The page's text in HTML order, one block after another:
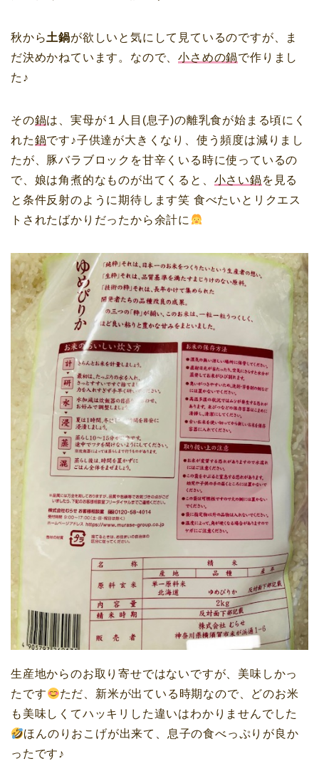
秋から土鍋が欲しいと気にして見ているのですが、ま
だ決めかねています。なので、小さめの鍋で作りまし
た♪
その鍋は、実母が１人目(息子)の離乳食が始まる頃にく
れた鍋です♪子供達が大きくなり、使う頻度は減りまし
たが、豚バラブロックを甘辛くいる時に使っているの
で、娘は角煮的なものが出てくると、 小さい鍋を見る
と条件反射のように期待します笑 食べたいとリクエス
トされたばかりだったから余計に
生産地からのお取り寄せではないですが、美味しかっ
たです
ただ、 新米が出ている時期なので、どのお米
も美味しくてハッキリした違いはわかりませんでした
ほんのり おこげが出来て、息子の食べっぷりが良か
ったです♪